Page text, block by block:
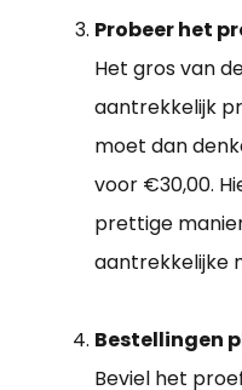
Probeer het
Het gros van
aantrekkelijk
moet dan
voor €30,00.
prettige
aantrekkelijke
Bestellingen
Beviel het